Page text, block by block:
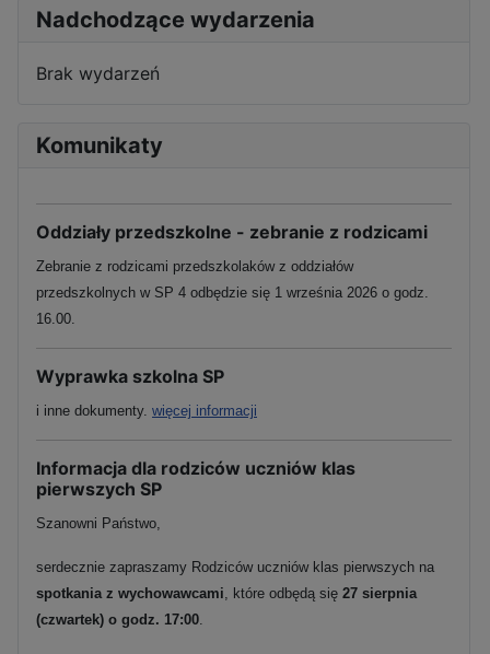
Nadchodzące wydarzenia
Brak wydarzeń
Komunikaty
Oddziały przedszkolne - zebranie z rodzicami
Zebranie z rodzicami przedszkolaków z oddziałów
przedszkolnych w SP 4 odbędzie się 1 września 2026 o godz.
16.00.
Wyprawka szkolna SP
i inne dokumenty. więcej informacji
Informacja dla rodziców uczniów klas
pierwszych SP
Szanowni Państwo,
serdecznie zapraszamy Rodziców uczniów klas pierwszych na
spotkania z wychowawcami, które odbędą się 27 sierpnia
(czwartek) o godz. 17:00.